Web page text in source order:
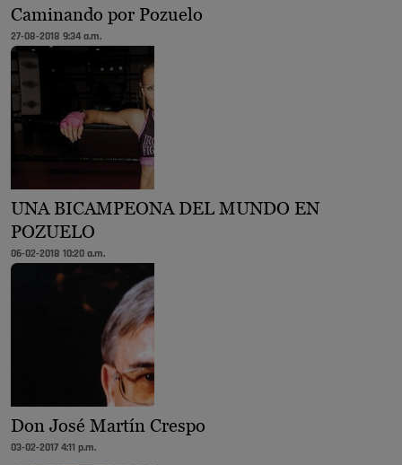
Caminando por Pozuelo
27-08-2018 9:34 a.m.
UNA BICAMPEONA DEL MUNDO EN
POZUELO
06-02-2018 10:20 a.m.
Don José Martín Crespo
03-02-2017 4:11 p.m.